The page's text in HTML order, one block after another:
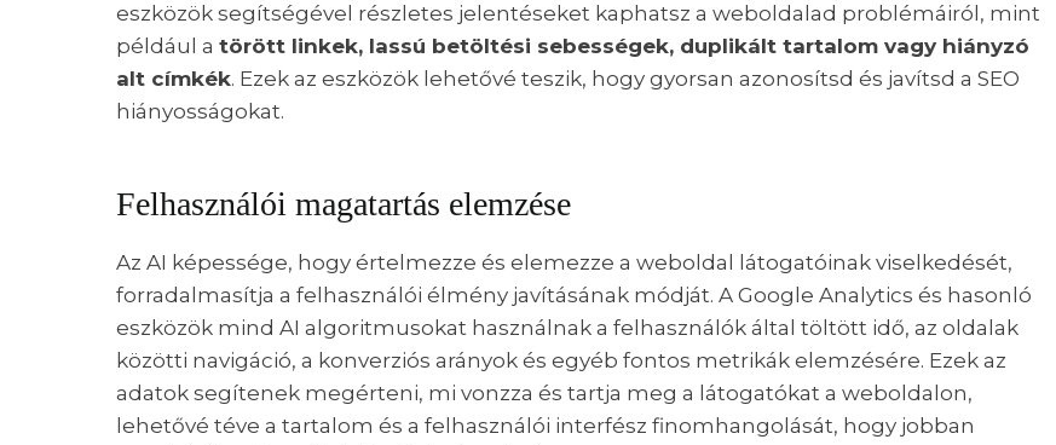
eszközök segítségével részletes jelentéseket kaphatsz a weboldalad problémáiról, mint
például a törött linkek, lassú betöltési sebességek, duplikált tartalom vagy hiányzó
alt címkék. Ezek az eszközök lehetővé teszik, hogy gyorsan azonosítsd és javítsd a SEO
hiányosságokat.
Felhasználói magatartás elemzése
Az AI képessége, hogy értelmezze és elemezze a weboldal látogatóinak viselkedését,
forradalmasítja a felhasználói élmény javításának módját. A Google Analytics és hasonló
eszközök mind AI algoritmusokat használnak a felhasználók által töltött idő, az oldalak
közötti navigáció, a konverziós arányok és egyéb fontos metrikák elemzésére. Ezek az
adatok segítenek megérteni, mi vonzza és tartja meg a látogatókat a weboldalon,
lehetővé téve a tartalom és a felhasználói interfész finomhangolását, hogy jobban